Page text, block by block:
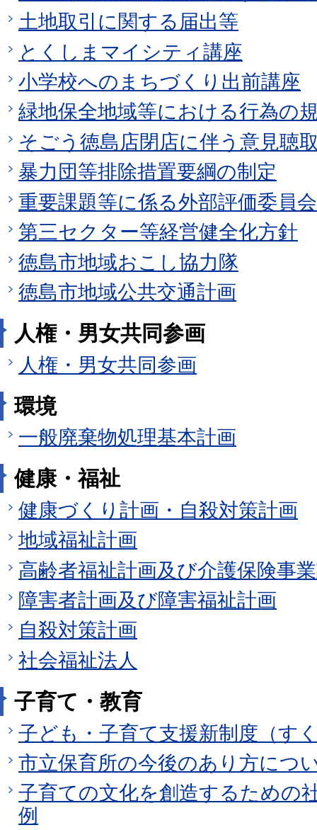
土地取引に関する届出等
とくしまマイシティ講座
小学校へのまちづくり出前講座
緑地保全地域等における行為の
そごう徳島店閉店に伴う意見聴
暴力団等排除措置要綱の制定
重要課題等に係る外部評価委員会
第三セクター等経営健全化方針
徳島市地域おこし協力隊
徳島市地域公共交通計画
人権・男女共同参画
人権・男女共同参画
環境
一般廃棄物処理基本計画
健康・福祉
健康づくり計画・自殺対策計画
地域福祉計画
高齢者福祉計画及び介護保険事
障害者計画及び障害福祉計画
自殺対策計画
社会福祉法人
子育て・教育
子ども・子育て支援新制度（す
市立保育所の今後のあり方につ
子育ての文化を創造するための
例